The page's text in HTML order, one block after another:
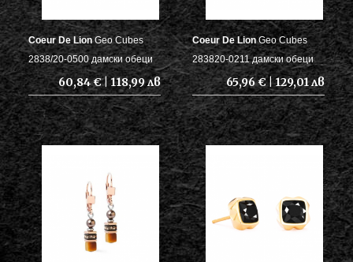
Coeur De LionGeo Cubes
2838/20-0500 дамски обеци
60,84 € | 118,99 лв
Coeur De LionGeo Cubes
283820-0211 дамски обеци
65,96 € | 129,01 лв